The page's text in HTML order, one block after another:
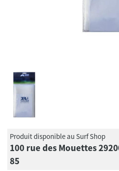
Produit disponible au Surf Shop
100 rue des Mouettes
85